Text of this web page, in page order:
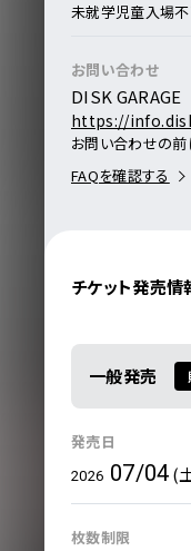
未就学児童入場
お問い合わせ
DISK GARAGE
https://
お問い合わせの前
FAQを確認する
チケット発売情
一般発売
発売日
2026 07/04(
枚数制限